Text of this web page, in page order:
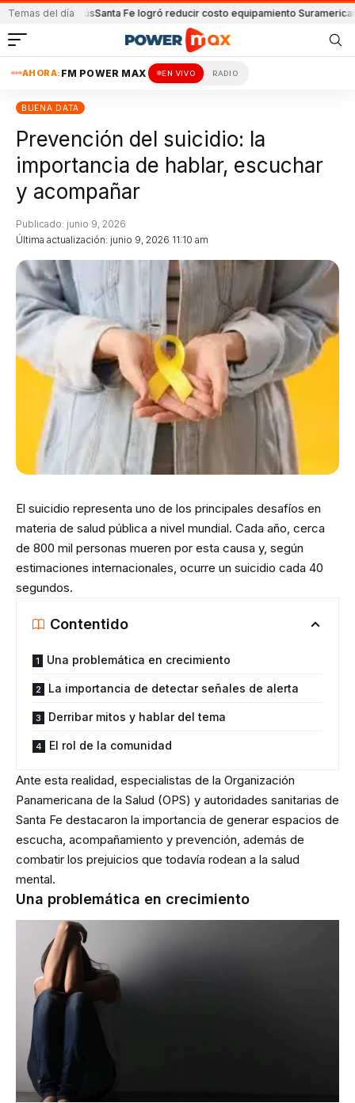
Temas del día
LanúsSanta Fe logró reducir costo equipamiento SuramericanosDetenido
AHORA: FM POWER MAX EN VIVO RADIO
BUENA DATA
Prevención del suicidio: la
importancia de hablar, escuchar
y acompañar
Última actualización: junio 9, 2026 11:10 am
Publicado: junio 9, 2026
El suicidio representa uno de los principales desafíos en
materia de salud pública a nivel mundial. Cada año, cerca
de 800 mil personas mueren por esta causa y, según
estimaciones internacionales, ocurre un suicidio cada 40
segundos.
Contentido
Una problemática en crecimiento
La importancia de detectar señales de alerta
Derribar mitos y hablar del tema
El rol de la comunidad
Ante esta realidad, especialistas de la Organización
Panamericana de la Salud (OPS) y autoridades sanitarias de
Santa Fe destacaron la importancia de generar espacios de
escucha, acompañamiento y prevención, además de
combatir los prejuicios que todavía rodean a la salud
mental.
Una problemática en crecimiento